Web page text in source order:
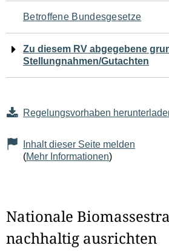
Seiteninhalt
Betroffene Bundesgesetze
Zu diesem RV abgegebene
Stellungnahmen/Gutachten
Regelungsvorhaben
Inhalt dieser Seite melden
(Mehr Informationen)
Nationale
nachhaltig ausrichten